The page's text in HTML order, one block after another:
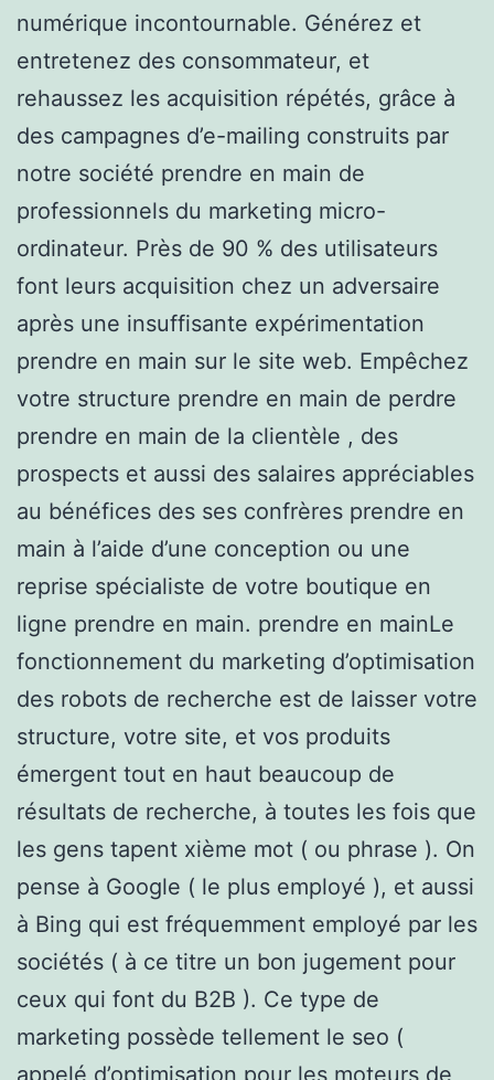
numérique incontournable. Générez et
entretenez des consommateur, et
rehaussez les acquisition répétés, grâce à
des campagnes d’e-mailing construits par
notre société prendre en main de
professionnels du marketing micro-
ordinateur. Près de 90 % des utilisateurs
font leurs acquisition chez un adversaire
après une insuffisante expérimentation
prendre en main sur le site web. Empêchez
votre structure prendre en main de perdre
prendre en main de la clientèle , des
prospects et aussi des salaires appréciables
au bénéfices des ses confrères prendre en
main à l’aide d’une conception ou une
reprise spécialiste de votre boutique en
ligne prendre en main. prendre en mainLe
fonctionnement du marketing d’optimisation
des robots de recherche est de laisser votre
structure, votre site, et vos produits
émergent tout en haut beaucoup de
résultats de recherche, à toutes les fois que
les gens tapent xième mot ( ou phrase ). On
pense à Google ( le plus employé ), et aussi
à Bing qui est fréquemment employé par les
sociétés ( à ce titre un bon jugement pour
ceux qui font du B2B ). Ce type de
marketing possède tellement le seo (
appelé d’optimisation pour les moteurs de